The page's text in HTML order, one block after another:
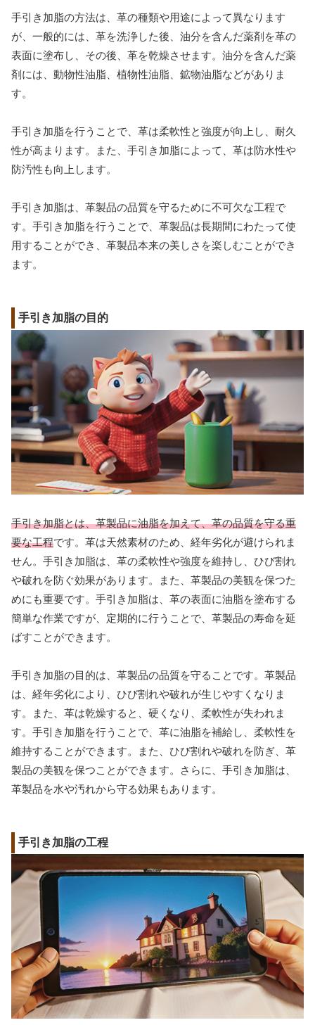
手引き加脂の方法は、革の種類や用途によって異なります
が、一般的には、革を洗浄した後、油分を含んだ薬剤を革の
表面に塗布し、その後、革を乾燥させます。油分を含んだ薬
剤には、動物性油脂、植物性油脂、鉱物油脂などがありま
す。
手引き加脂を行うことで、革は柔軟性と強度が向上し、耐久
性が高まります。また、手引き加脂によって、革は防水性や
防汚性も向上します。
手引き加脂は、革製品の品質を守るために不可欠な工程で
す。手引き加脂を行うことで、革製品は長期間にわたって使
用することができ、革製品本来の美しさを楽しむことができ
ます。
手引き加脂の目的
手引き加脂とは、革製品に油脂を加えて、革の品質を守る重
要な工程です。革は天然素材のため、経年劣化が避けられま
せん。手引き加脂は、革の柔軟性や強度を維持し、ひび割れ
や破れを防ぐ効果があります。また、革製品の美観を保つた
めにも重要です。手引き加脂は、革の表面に油脂を塗布する
簡単な作業ですが、定期的に行うことで、革製品の寿命を延
ばすことができます。
手引き加脂の目的は、革製品の品質を守ることです。革製品
は、経年劣化により、ひび割れや破れが生じやすくなりま
す。また、革は乾燥すると、硬くなり、柔軟性が失われま
す。手引き加脂を行うことで、革に油脂を補給し、柔軟性を
維持することができます。また、ひび割れや破れを防ぎ、革
製品の美観を保つことができます。さらに、手引き加脂は、
革製品を水や汚れから守る効果もあります。
手引き加脂の工程